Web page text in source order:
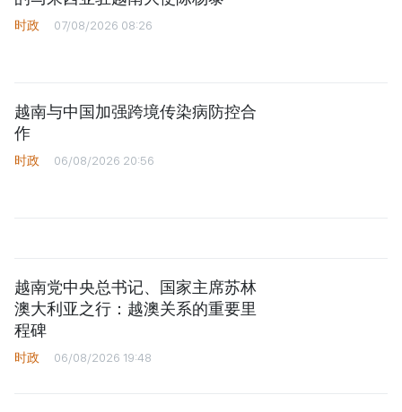
时政 07/08/2026 08:26
越南与中国加强跨境传染病防控合
作
时政 06/08/2026 20:56
越南党中央总书记、国家主席苏林
澳大利亚之行：越澳关系的重要里
程碑
时政 06/08/2026 19:48